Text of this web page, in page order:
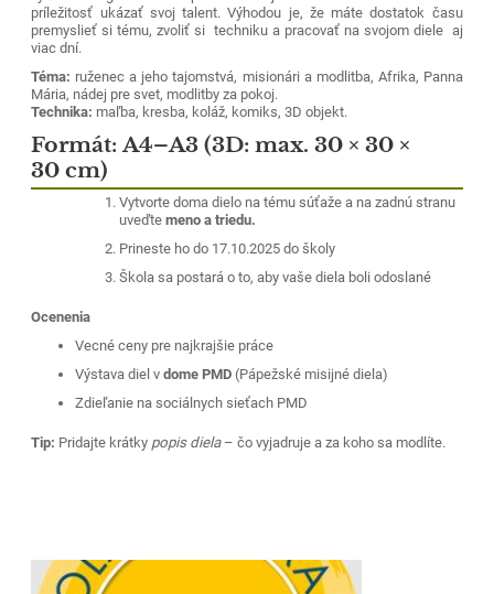
Dňa 1.9.2025 sa začal nový školský rok 2025/2026. Začali sme ho
svätou omšou, počas ktorej sme prosili o Božie požehnanie
pre všetkých žiakov, učiteľov, zamestnancov a rodičov, aby tento
školský rok bol plný úspechov, pokoja a radosti.
Po svätej omši sme sa presunuli na školský dvor, kde sme privítali
všetkých žiakov, učiteľov a zamestnancov školy. Pani riaditeľka v
príhovore zaželala všetkým šťastný a úspešný nový školský rok, plný
nových zážitkov, vedomostí a priateľstiev.
prajeme Vám šťastný a úspešný nový školský rok! Nezabudnite, že
na to, aby sme sa stali lepšími. Buďte zvedaví, pracujte tvrdo
pre Vás nezabudnuteľný!!!
Spolu to zvládneme!
príležitosť ukázať svoj talent. Výhodou je, že máte dostatok času
premyslieť si tému, zvoliť si techniku a pracovať na svojom diele aj
viac dní.
Téma: ruženec a jeho tajomstvá, misionári a modlitba, Afrika, Panna
Mária, nádej pre svet, modlitby za pokoj.
Technika: maľba, kresba, koláž, komiks, 3D objekt.
Formát: A4–A3 (3D: max. 30 × 30 ×
30 cm)
Vytvorte doma dielo na tému súťaže a na zadnú stranu
uveďtemeno a triedu.
Prineste ho do 17.10.2025 do školy
Škola sa postará o to, aby vaše diela boli odoslané
Ocenenia
Vecné ceny pre najkrajšie práce
Výstava diel vdome PMD (Pápežské misijné diela)
Zdieľanie na sociálnych sieťach PMD
Tip: Pridajte krátky popis diela– čo vyjadruje a za koho sa modlíte.